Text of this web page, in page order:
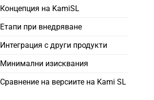
Концепция на KamiSL
Етапи при внедряване
Интеграция с други продукти
Минимални изисквания
Сравнение на версиите на Kami SL